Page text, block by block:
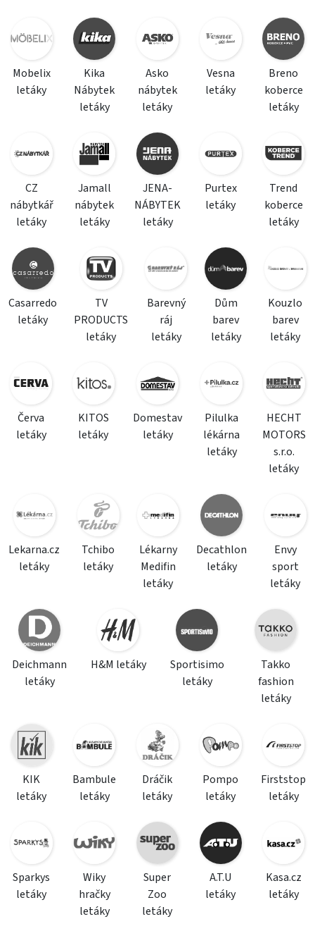
Mobelix
letáky
Kika
Nábytek
letáky
Asko
nábytek
letáky
Vesna
letáky
Breno
koberce
letáky
CZ
nábytkář
letáky
Jamall
nábytek
letáky
JENA-
NÁBYTEK
letáky
Purtex
letáky
Trend
koberce
letáky
Casarredo
letáky
TV
PRODUCTS
letáky
Barevný
ráj
letáky
Dům
barev
letáky
Kouzlo
barev
letáky
Červa
letáky
KITOS
letáky
Domestav
letáky
Pilulka
lékárna
letáky
HECHT
MOTORS
s.r.o.
letáky
Lekarna.cz
letáky
Tchibo
letáky
Lékarny
Medifin
letáky
Decathlon
letáky
Envy
sport
letáky
Deichmann
letáky
H&M letáky
Sportisimo
letáky
Takko
fashion
letáky
KIK
letáky
Bambule
letáky
Dráčik
letáky
Pompo
letáky
Firststop
letáky
Sparkys
letáky
Wiky
hračky
letáky
Super
Zoo
letáky
A.T.U
letáky
Kasa.cz
letáky